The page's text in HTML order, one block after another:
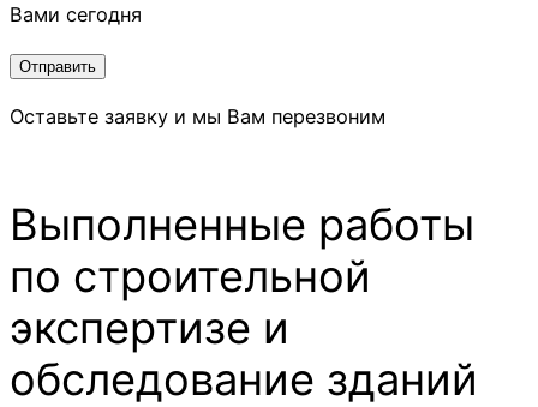
Вами сегодня
Отправить
Оставьте заявку и мы Вам перезвоним
Выполненные работы
по строительной
экспертизе и
обследование зданий